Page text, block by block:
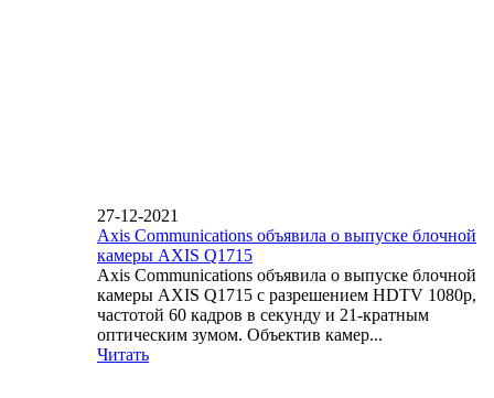
27-12-2021
Axis Communications объявила о выпуске блочной
камеры AXIS Q1715
Axis Communications объявила о выпуске блочной
камеры AXIS Q1715 с разрешением HDTV 1080p,
частотой 60 кадров в секунду и 21-кратным
оптическим зумом. Объектив камер...
Читать